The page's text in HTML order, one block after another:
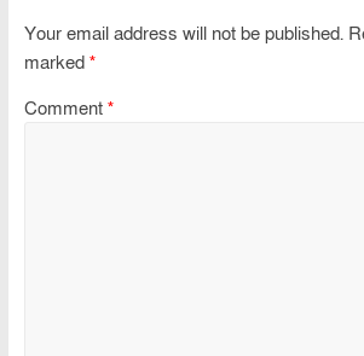
Your email address will not be published.
marked *
Comment *